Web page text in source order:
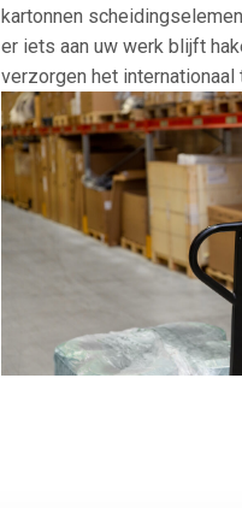
kartonnen
er iets aan uw werk blijft
verzorgen het